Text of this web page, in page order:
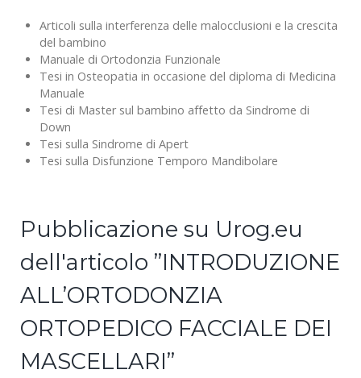
Articoli sulla interferenza delle malocclusioni e la crescita
del bambino
Manuale di Ortodonzia Funzionale
Tesi in Osteopatia in occasione del diploma di Medicina
Manuale
Tesi di Master sul bambino affetto da Sindrome di
Down
Tesi sulla Sindrome di Apert
Tesi sulla Disfunzione Temporo Mandibolare
Pubblicazione su Urog.eu
dell'articolo ”INTRODUZIONE
ALL’ORTODONZIA
ORTOPEDICO FACCIALE DEI
MASCELLARI”